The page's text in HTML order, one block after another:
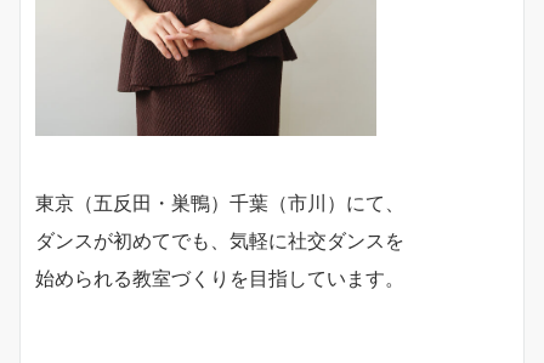
東京（五反田・巣鴨）千葉（市川）にて、
ダンスが初めてでも、気軽に社交ダンスを
始められる教室づくりを目指しています。